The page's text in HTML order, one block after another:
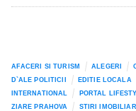
AFACERI SI TURISM ALEGERI
D`ALE POLITICII
EDITIE LOCALA
INTERNATIONAL
PORTAL
ZIARE PRAHOVA
STIRI